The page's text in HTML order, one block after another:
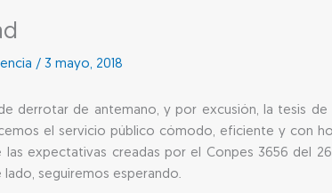
/3 mayo, 2018
derrotar de antemano, y por excusión, la tesis de
el servicio público cómodo, eficiente y con
expectativas creadas por el Conpes 3656 del
seguiremos esperando.